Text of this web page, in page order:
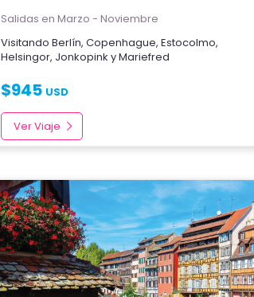
Salidas en Marzo - Noviembre
Visitando Berlín, Copenhague, Estocolmo,
Helsingor, Jonkopink yMariefred
$945 USD
Ver Viaje